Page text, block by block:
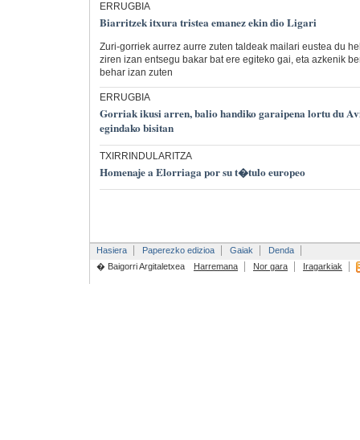
ERRUGBIA
Biarritzek itxura tristea emanez ekin dio Ligari
Zuri-gorriek aurrez aurre zuten taldeak mailari eustea du
ziren izan entsegu bakar bat ere egiteko gai, eta azkenik
behar izan zuten
ERRUGBIA
Gorriak ikusi arren, balio handiko garaipena lortu du
egindako bisitan
TXIRRINDULARITZA
Homenaje a Elorriaga por su t�tulo europeo
Hasiera Paperezko edizioa Gaiak
Denda
� Baigorri Argitaletxea
Harremana Nor gara Iragarkiak